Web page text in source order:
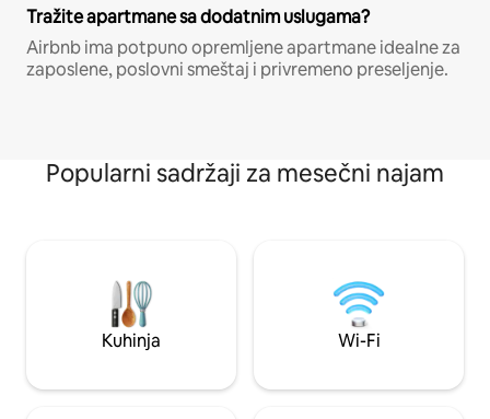
Tražite apartmane sa dodatnim uslugama?
Airbnb ima potpuno opremljene apartmane idealne za
zaposlene, poslovni smeštaj i privremeno preseljenje.
Popularni sadržaji za mesečni najam
Kuhinja Wi-Fi